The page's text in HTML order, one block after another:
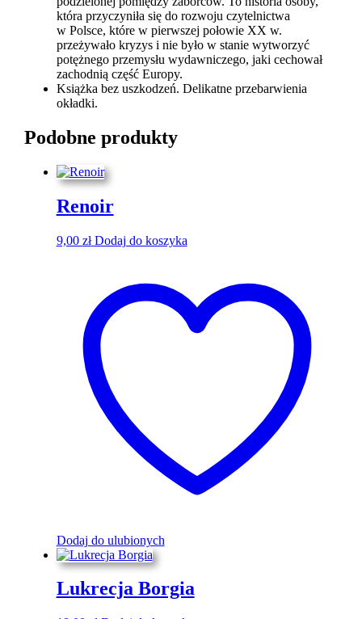
która przyczyniła się do rozwoju czytelnictwa
w Polsce, które w pierwszej połowie XX w.
przeżywało kryzys i nie było w stanie wytworzyć
potężnego przemysłu wydawniczego, jaki cechował
zachodnią część Europy.
Książka bez uszkodzeń. Delikatne przebarwienia
okładki.
Podobne produkty
Renoir
9,00 zł Dodaj do koszyka
Dodaj do ulubionych
Lukrecja Borgia